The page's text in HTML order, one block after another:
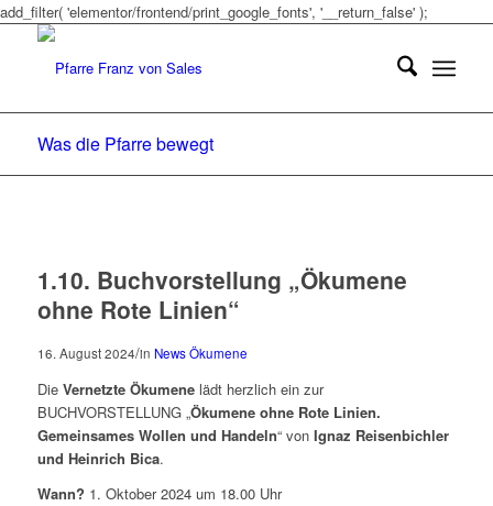
add_filter( 'elementor/frontend/print_google_fonts', '__return_false' );
Was die Pfarre bewegt
1.10. Buchvorstellung „Ökumene
ohne Rote Linien“
16. August 2024/in News Ökumene
Die Vernetzte Ökumenelädt herzlich ein zur
BUCHVORSTELLUNG „Ökumene ohne Rote Linien.
Gemeinsames Wollen und Handeln“ von Ignaz Reisenbichler
und Heinrich Bica.
Wann? 1. Oktober 2024 um 18.00 Uhr